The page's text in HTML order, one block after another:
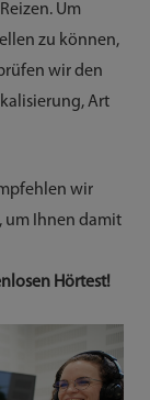
Um
zu können,
wir den
Art
wir
um Ihnen damit
Hörtest!